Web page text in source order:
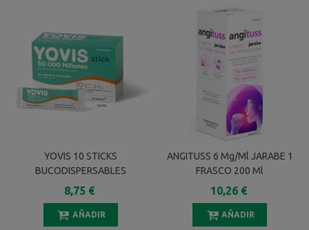
YOVIS 10 STICKS
BUCODISPERSABLES
8,75 €
AÑADIR
ANGITUSS 6 Mg/ml JARABE 1
FRASCO 200 Ml
10,26 €
AÑADIR